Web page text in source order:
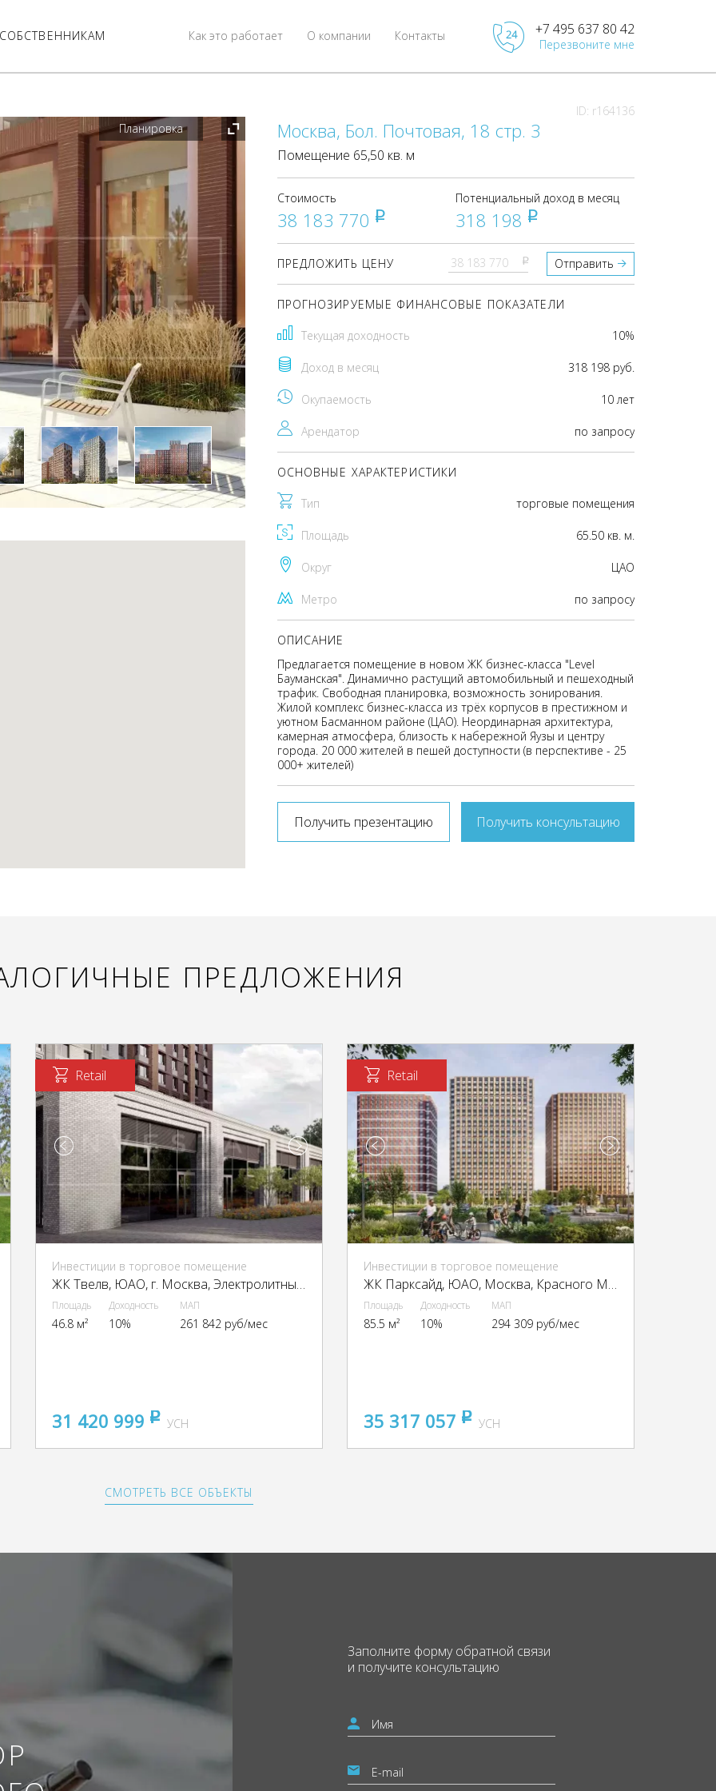
Контакты
О компании
Как это работает +7 495 637 80 42
Перезвоните мне
ID: r164136
Планировка
Москва, Бол. Почтовая, 18 стр. 3
Помещение 65,50 кв. м
Стоимость
38 183 770 pуб
Потенциальный доход в месяц
318 198 pуб
ПРЕДЛОЖИТЬ ЦЕНУ pуб Отправить
ПРОГНОЗИРУЕМЫЕ ФИНАНСОВЫЕ ПОКАЗАТЕЛИ
Текущая доходность 10%
Доход в месяц 318 198 руб.
Окупаемость 10 лет
Арендатор по запросу
ОСНОВНЫЕ ХАРАКТЕРИСТИКИ
Тип торговые помещения
Площадь 65.50 кв. м.
Округ ЦАО
Метро по запросу
ОПИСАНИЕ
Предлагается помещение в новом ЖК бизнес-класса "Level
Бауманская". Динамично растущий автомобильный и пешеходный
трафик. Свободная планировка, возможность зонирования.
Жилой комплекс бизнес-класса из трёх корпусов в престижном и
уютном Басманном районе (ЦАО). Неординарная архитектура,
камерная атмосфера, близость к набережной Яузы и центру
города. 20 000 жителей в пешей доступности (в перспективе - 25
000+ жителей)
Получить презентацию Получить консультацию
ПРЕДЛОЖЕНИЯ
Retail
Инвестиции в торговое помещение
ЖК Твелв, ЮАО, г. Москва, Электролитный пр-д, 12Б
Площадь
46.8 м²
Доходность
10%
МАП
261 842 руб/мес
31 420 999 pуб
УСН
Retail
Инвестиции в торговое помещение
ЖК Парксайд, ЮАО, Москва, Красного Маяка ул., 26
Площадь
85.5 м²
Доходность
10%
МАП
294 309 руб/мес
35 317 057 pуб
УСН
СМОТРЕТЬ ВСЕ ОБЪЕКТЫ
Заполните формуобратной связи
и получите консультацию